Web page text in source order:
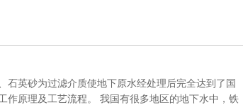
石英砂为过滤介质使地下原水经处理后完全达到了国
作原理及工艺流程。 我国有很多地区的地下水中，铁